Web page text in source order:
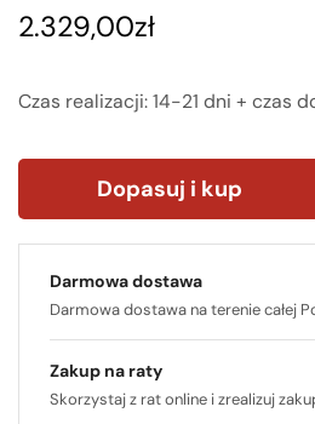
2.329,00zł
Czas realizacji: 14-21 dni + czas
Dopasuj i kup
Darmowa dostawa
Darmowa dostawa na terenie całej
Zakup na raty
Skorzystaj z rat online i zrealizuj